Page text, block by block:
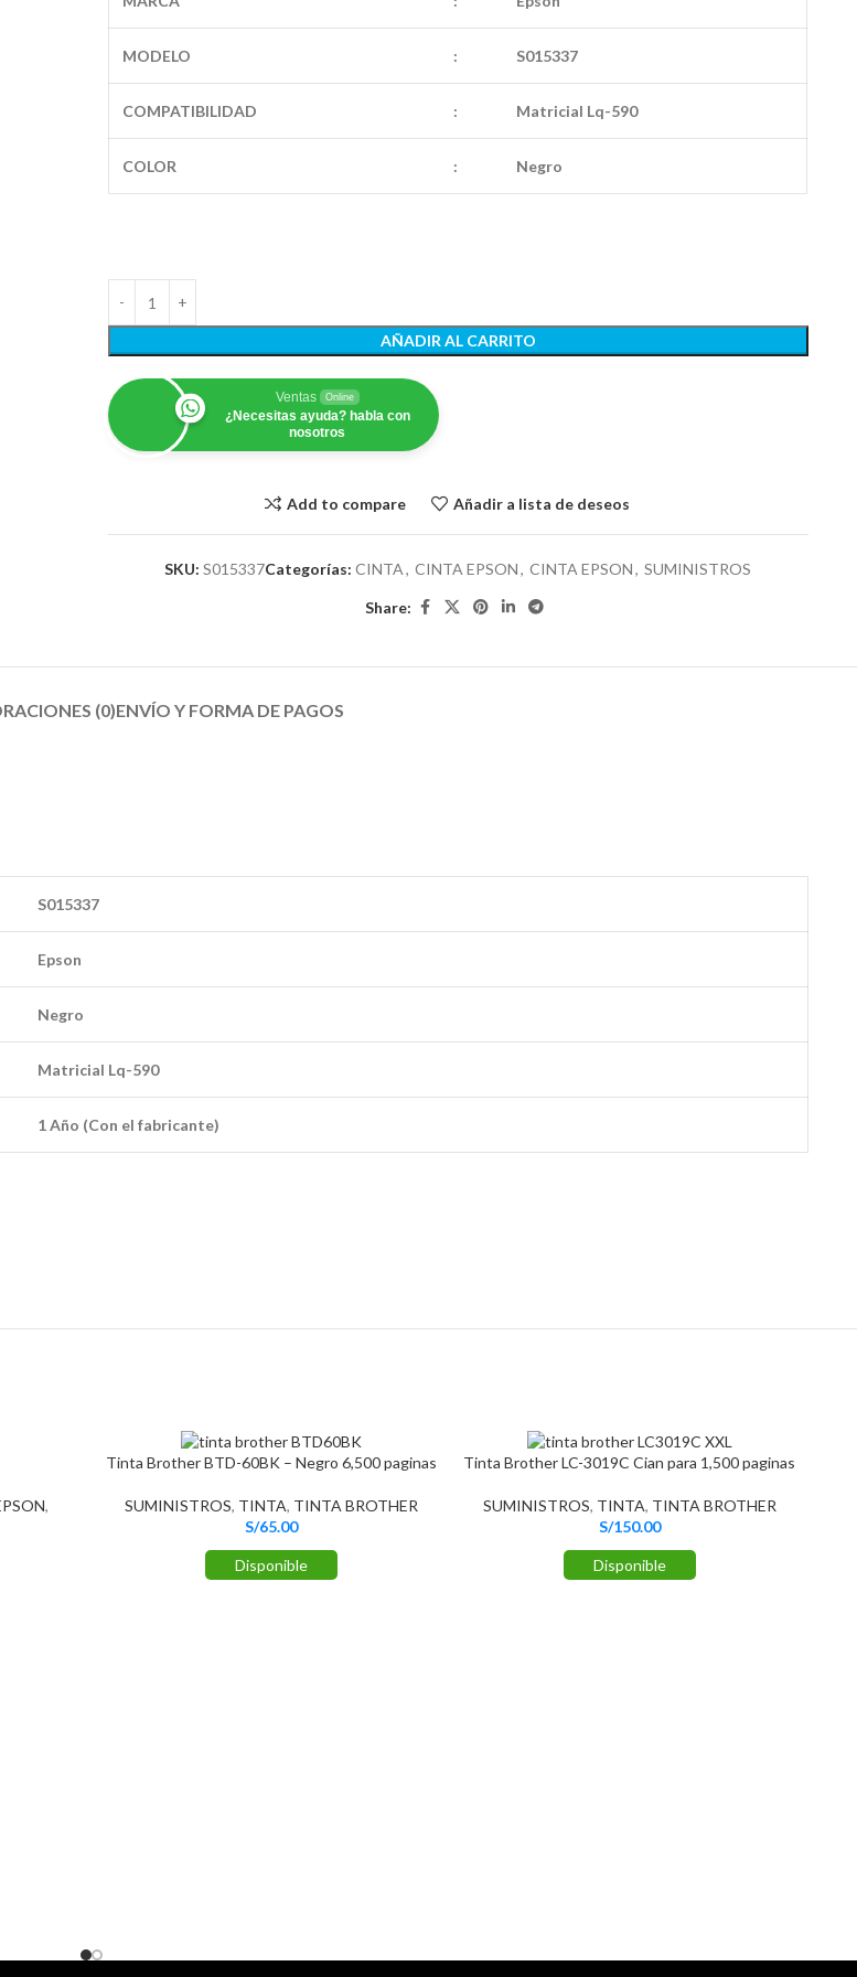
MODELO : S015337
COMPATIBILIDAD : Matricial Lq-590
COLOR : Negro
AÑADIR AL CARRITO
Ventas Online
¿Necesitas ayuda? habla con
nosotros
Add to compare Añadir a lista de deseos
SKU:S015337Categorías: CINTA , CINTA EPSON , CINTA EPSON , SUMINISTROS
Share:
(0)ENVÍO Y FORMA DE PAGOS​
S015337
Epson
Negro
Matricial Lq-590
1 Año (Con el fabricante)
,
Tinta Brother BTD-60BK – Negro 6,500 paginas
SUMINISTROS, TINTA, TINTA BROTHER
S/65.00
Disponible
Tinta Brother LC-3019C Cian para 1,500 paginas
SUMINISTROS, TINTA, TINTA BROTHER
S/150.00
Disponible